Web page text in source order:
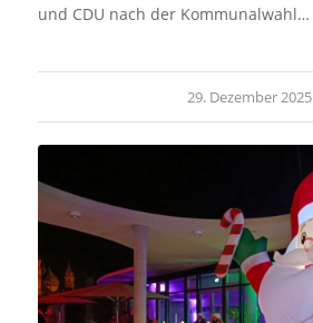
und CDU nach der Kommunalwahl…
29. Dezember 2025